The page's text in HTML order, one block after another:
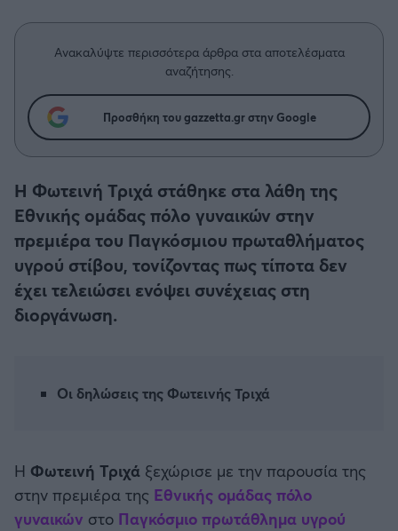
Άρης
ΟΦΗ
Ατρόμητος Αθηνών
Κηφισιά
Αστέρας Τρίπολης
Μπαρτσελόνα
Μια Ιστορία από την Πόλη
Ανακαλύψτε περισσότερα άρθρα στα αποτελέσματα
αναζήτησης.
Προσθήκη του gazzetta.gr στην Google
Η Φωτεινή Τριχά στάθηκε στα λάθη της
Εθνικής ομάδας πόλο γυναικών στην
πρεμιέρα του Παγκόσμιου πρωταθλήματος
υγρού στίβου, τονίζοντας πως τίποτα δεν
έχει τελειώσει ενόψει συνέχειας στη
διοργάνωση.
Οι δηλώσεις της Φωτεινής Τριχά
Η Φωτεινή Τριχά ξεχώρισε με την παρουσία της
στην πρεμιέρα της Εθνικής ομάδας πόλο
γυναικών στο Παγκόσμιο πρωτάθλημα υγρού